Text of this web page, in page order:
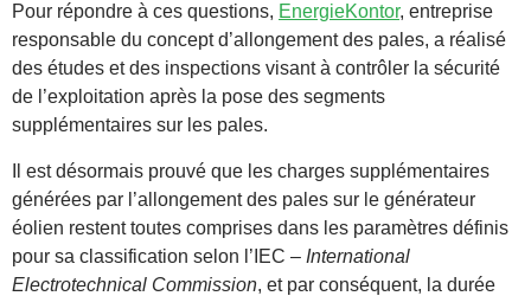
Pour répondre à ces questions, EnergieKontor, entreprise
responsable du concept d’allongement des pales, a réalisé
des études et des inspections visant à contrôler la sécurité
de l’exploitation après la pose des segments
supplémentaires sur les pales.
Il est désormais prouvé que les charges supplémentaires
générées par l’allongement des pales sur le générateur
éolien restent toutes comprises dans les paramètres définis
pour sa classification selon l’IEC – International
Electrotechnical Commission, et par conséquent, la durée